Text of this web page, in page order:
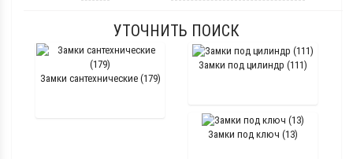
УТОЧНИТЬ ПОИСК
Замки сантехнические (179)
Замки под цилиндр (111)
Замки под ключ (13)